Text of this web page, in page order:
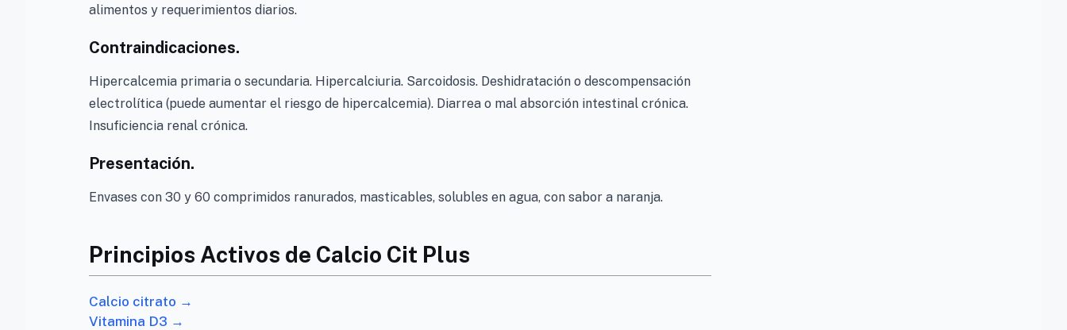
alimentos y requerimientos diarios.
Contraindicaciones.
Hipercalcemia primaria o secundaria. Hipercalciuria. Sarcoidosis. Deshidratación o descompensación
electrolítica (puede aumentar el riesgo de hipercalcemia). Diarrea o mal absorción intestinal crónica.
Insuficiencia renal crónica.
Presentación.
Envases con 30 y 60 comprimidos ranurados, masticables, solubles en agua, con sabor a naranja.
Principios Activos de Calcio Cit Plus
Calcio citrato →
Vitamina D3 →